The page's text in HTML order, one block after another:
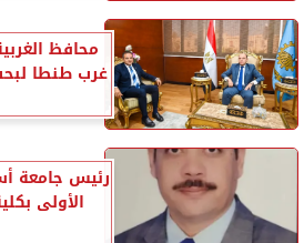
محافظ
غرب طنطا
رئيس جامعة
الأولى